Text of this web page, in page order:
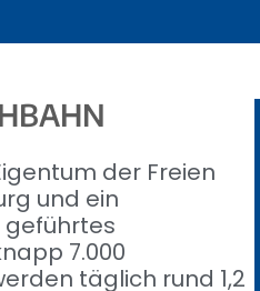
der Freien
und ein
7.000
täglich rund 1,2